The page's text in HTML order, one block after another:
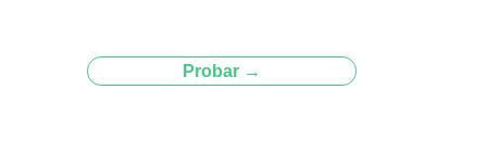
Probar →